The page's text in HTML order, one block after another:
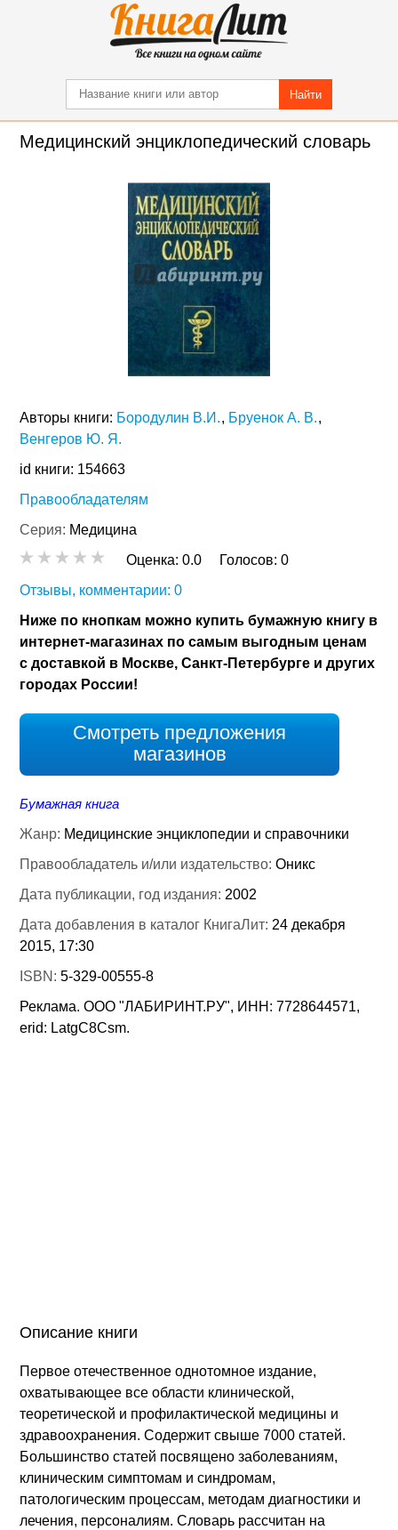
Найти
Медицинский энциклопедический словарь
Авторы книги: Бородулин В.И.
Бруенок А. В.
Венгеров Ю. Я.
id книги: 154663
Правообладателям
Серия: Медицина
Оценка:0.0 Голосов:0
Отзывы, комментарии: 0
Ниже по кнопкам можно купить бумажную книгу в
интернет-магазинах по самым выгодным ценам
с доставкой в Москве, Санкт-Петербурге и других
городах России!
Смотреть предложения
магазинов
Бумажная книга
Жанр: Медицинские энциклопедии и справочники
Правообладатель и/или издательство:Оникс
Дата публикации, год издания: 2002
Дата добавления в каталог КнигаЛит: 24 декабря
2015, 17:30
ISBN:5-329-00555-8
Реклама. ООО "ЛАБИРИНТ.РУ", ИНН: 7728644571,
erid: LatgC8Csm.
Описание книги
Первое отечественное однотомное издание,
охватывающее все области клинической,
теоретической и профилактической медицины и
здравоохранения. Содержит свыше 7000 статей.
Большинство статей посвящено заболеваниям,
клиническим симптомам и синдромам,
патологическим процессам, методам диагностики и
лечения, персоналиям. Словарь рассчитан на